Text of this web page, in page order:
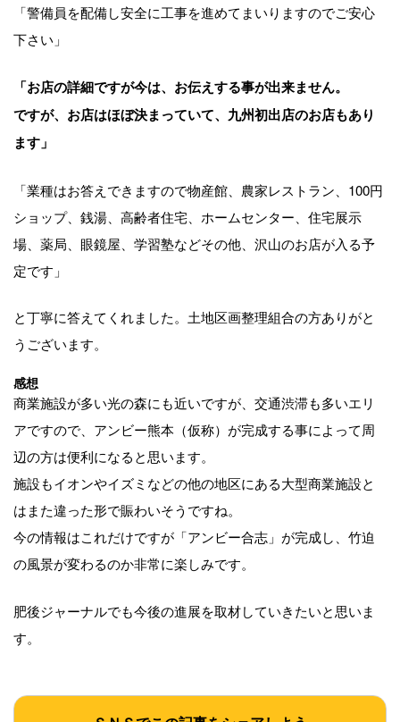
「警備員を配備し安全に工事を進めてまいりますのでご安心
下さい」
「お店の詳細ですが今は、お伝えする事が出来ません。
ですが、お店はほぼ決まっていて、九州初出店のお店もあり
ます」
「業種はお答えできますので物産館、農家レストラン、100円
ショップ、銭湯、高齢者住宅、ホームセンター、住宅展示
場、薬局、眼鏡屋、学習塾などその他、沢山のお店が入る予
定です」
と丁寧に答えてくれました。土地区画整理組合の方ありがと
うございます。
感想
商業施設が多い光の森にも近いですが、交通渋滞も多いエリ
アですので、アンビー熊本（仮称）が完成する事によって周
辺の方は便利になると思います。
施設もイオンやイズミなどの他の地区にある大型商業施設と
はまた違った形で賑わいそうですね。
今の情報はこれだけですが「アンビー合志」が完成し、竹迫
の風景が変わるのか非常に楽しみです。
肥後ジャーナルでも今後の進展を取材していきたいと思いま
す。